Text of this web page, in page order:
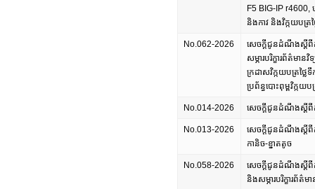
F5 BIG-IP r4600, ប
និងកាវ និងវិក្កយបត្រ
No.062-2026
សេចក្តីជូនដំណឹងស្តីពីក
សម្ភារបរិក្ខារព័ត៌មាន
ក្រដាសវិក្កយបត្រថ្លៃ
ប្រព័ន្ធបោះពុម្ពវិក្ក
No.014-2026 សេចក្តីជូនដំណឹងស្តីពីក
No.013-2026
សេចក្តីជូនដំណឹងស្តីពីក
កានិច-ខ្នាតតូច
No.058-2026
សេចក្តីជូនដំណឹងស្តីពីក
និងសម្ភារបរិក្ខារព័ត៌មា